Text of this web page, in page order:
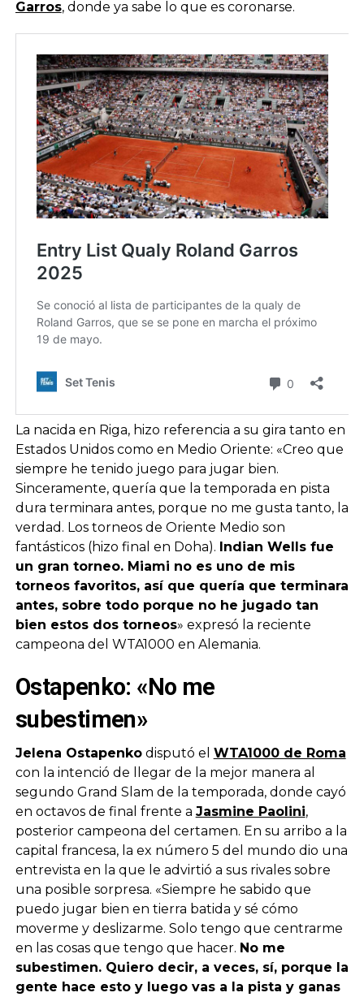
Garros, donde ya sabe lo que es coronarse.
La nacida en Riga, hizo referencia a su gira tanto en
Estados Unidos como en Medio Oriente: «Creo que
siempre he tenido juego para jugar bien.
Sinceramente, quería que la temporada en pista
dura terminara antes, porque no me gusta tanto, la
verdad. Los torneos de Oriente Medio son
fantásticos (hizo final en Doha). Indian Wells fue
un gran torneo. Miami no es uno de mis
torneos favoritos, así que quería que terminara
antes, sobre todo porque no he jugado tan
bien estos dos torneos» expresó la reciente
campeona del WTA1000 en Alemania.
Ostapenko: «No me
subestimen»
Jelena Ostapenkodisputó el WTA1000 de Roma
con la intenció de llegar de la mejor manera al
segundo Grand Slam de la temporada, donde cayó
en octavos de final frente a Jasmine Paolini,
posterior campeona del certamen. En su arribo a la
capital francesa, la ex número 5 del mundo dio una
entrevista en la que le advirtió a sus rivales sobre
una posible sorpresa. «Siempre he sabido que
puedo jugar bien en tierra batida y sé cómo
moverme y deslizarme. Solo tengo que centrarme
en las cosas que tengo que hacer. No me
subestimen. Quiero decir, a veces, sí, porque la
gente hace esto y luego vas a la pista y ganas